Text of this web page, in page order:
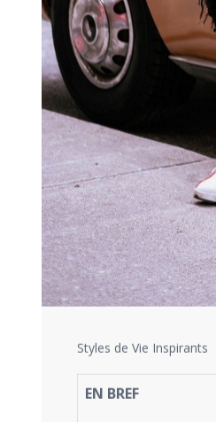
Styles de Vie Inspirants
EN BREF